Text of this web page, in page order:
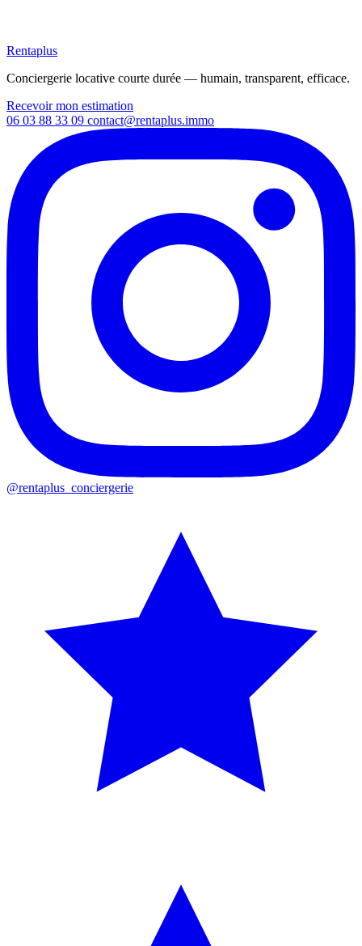
Rentaplus
Conciergerie locative courte durée — humain, transparent, efficace.
Recevoir mon estimation
06 03 88 33 09 contact@rentaplus.immo
@rentaplus_conciergerie